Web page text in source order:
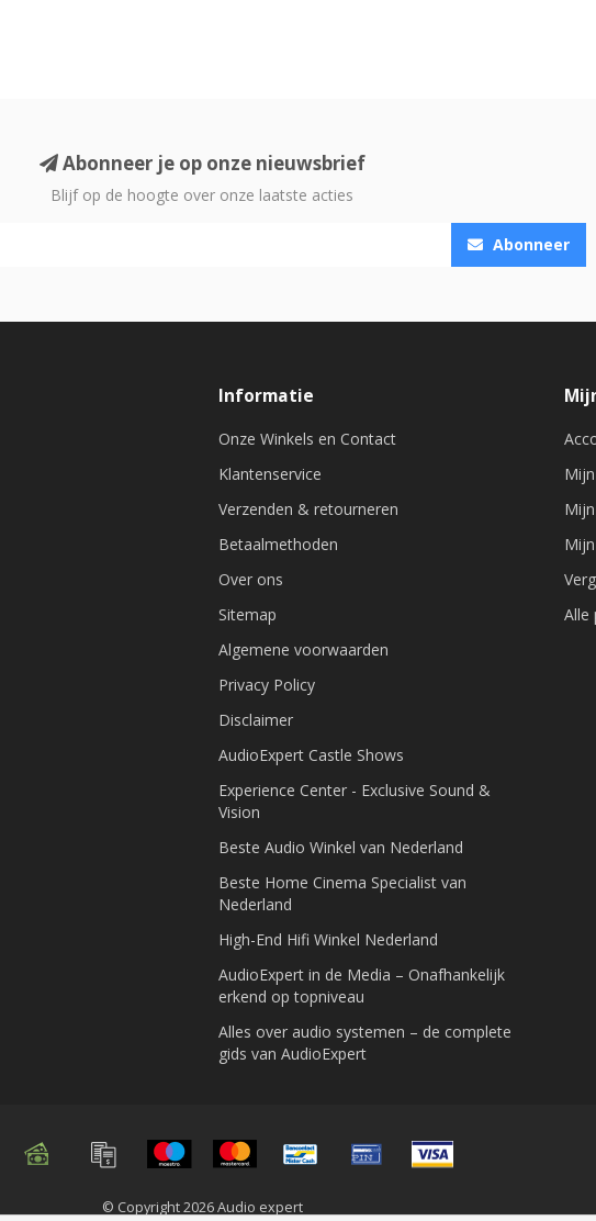
Abonneer je op onze nieuwsbrief
Blijf op de hoogte over onze laatste acties
Abonneer
Informatie
Onze Winkels en Contact
Klantenservice
Verzenden & retourneren
Betaalmethoden
Over ons
Sitemap
Algemene voorwaarden
Privacy Policy
Disclaimer
AudioExpert Castle Shows
Experience Center - Exclusive Sound &
Vision
Beste Audio Winkel van Nederland
Beste Home Cinema Specialist van
Nederland
High-End Hifi Winkel Nederland
AudioExpert in de Media – Onafhankelijk
erkend op topniveau
Alles over audio systemen – de complete
gids van AudioExpert
Alle
© Copyright 2026 Audio expert